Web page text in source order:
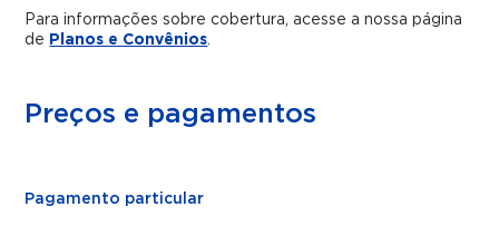
Para informações sobre cobertura, acesse a nossa página
de Planos e Convênios.
Preços e pagamentos
Pagamento particular